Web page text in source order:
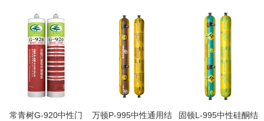
常青树G-920中性门
万顿P-995中性通用结
固顿L-995中性硅酮结